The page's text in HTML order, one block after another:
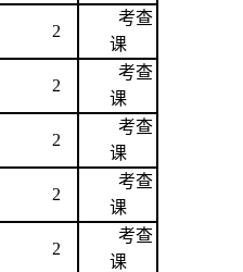
2
考查
课
2
考查
课
2
考查
课
2
考查
课
2
考查
课